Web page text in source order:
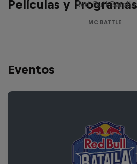
Películas y Programas
Red Bull Batalla
MC BATTLE
Eventos